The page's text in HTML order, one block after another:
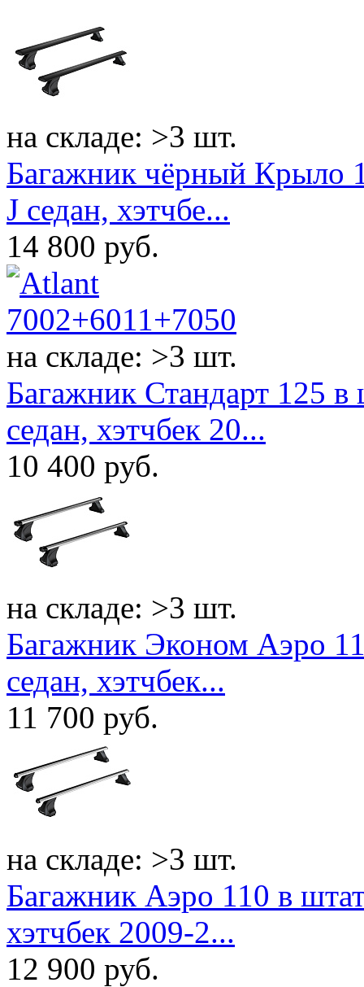
на складе: >3 шт.
Багажник чёрный Крыло
J седан, хэтчбе...
14 800 руб.
на складе: >3 шт.
Багажник Стандарт 125
седан, хэтчбек 20...
10 400 руб.
на складе: >3 шт.
Багажник Эконом Аэро
седан, хэтчбек...
11 700 руб.
на складе: >3 шт.
Багажник Аэро 110 в
хэтчбек 2009-2...
12 900 руб.